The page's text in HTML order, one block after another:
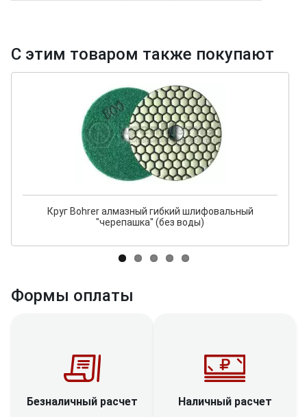
С этим товаром также покупают
Круг Bohrer алмазный гибкий шлифовальный
"черепашка" (без воды)
Формы оплаты
Безналичный расчет Наличный расчет